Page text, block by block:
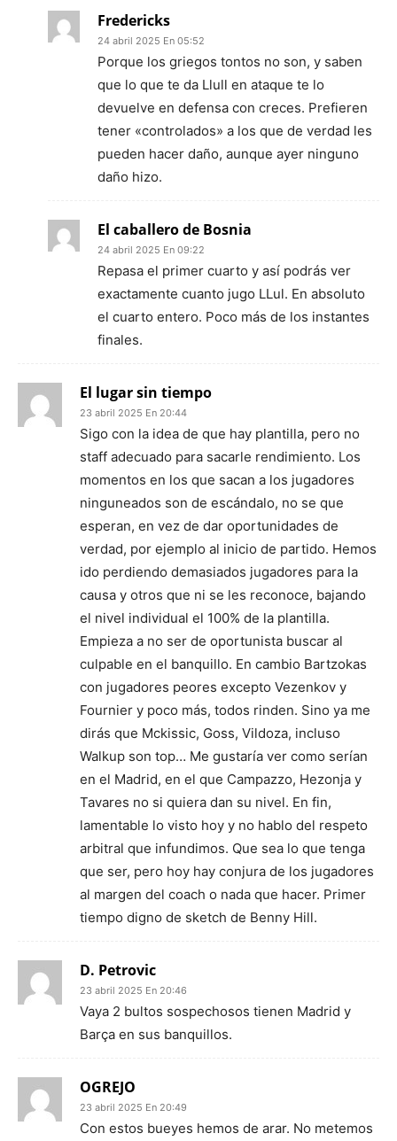
Fredericks
24 abril 2025 En 05:52
Porque los griegos tontos no son, y saben
que lo que te da Llull en ataque te lo
devuelve en defensa con creces. Prefieren
tener «controlados» a los que de verdad les
pueden hacer daño, aunque ayer ninguno
daño hizo.
El caballero de Bosnia
24 abril 2025 En 09:22
Repasa el primer cuarto y así podrás ver
exactamente cuanto jugo LLul. En absoluto
el cuarto entero. Poco más de los instantes
finales.
El lugar sin tiempo
23 abril 2025 En 20:44
Sigo con la idea de que hay plantilla, pero no
staff adecuado para sacarle rendimiento. Los
momentos en los que sacan a los jugadores
ninguneados son de escándalo, no se que
esperan, en vez de dar oportunidades de
verdad, por ejemplo al inicio de partido. Hemos
ido perdiendo demasiados jugadores para la
causa y otros que ni se les reconoce, bajando
el nivel individual el 100% de la plantilla.
Empieza a no ser de oportunista buscar al
culpable en el banquillo. En cambio Bartzokas
con jugadores peores excepto Vezenkov y
Fournier y poco más, todos rinden. Sino ya me
dirás que Mckissic, Goss, Vildoza, incluso
Walkup son top… Me gustaría ver como serían
en el Madrid, en el que Campazzo, Hezonja y
Tavares no si quiera dan su nivel. En fin,
lamentable lo visto hoy y no hablo del respeto
arbitral que infundimos. Que sea lo que tenga
que ser, pero hoy hay conjura de los jugadores
al margen del coach o nada que hacer. Primer
tiempo digno de sketch de Benny Hill.
D. Petrovic
23 abril 2025 En 20:46
Vaya 2 bultos sospechosos tienen Madrid y
Barça en sus banquillos.
OGREJO
23 abril 2025 En 20:49
Con estos bueyes hemos de arar. No metemos